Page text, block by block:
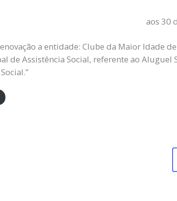
aos 30
a entidade: Clube da Maior Idade
de Assistência Social, referente ao Aluguel